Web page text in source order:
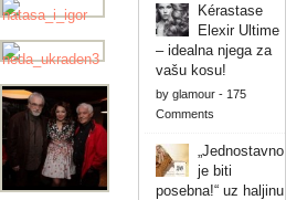
Kérastase
Elexir Ultime
– idealna njega za
vašu kosu!
by glamour- 175
Comments
„Jednostavno
je biti
posebna!“ uz haljinu